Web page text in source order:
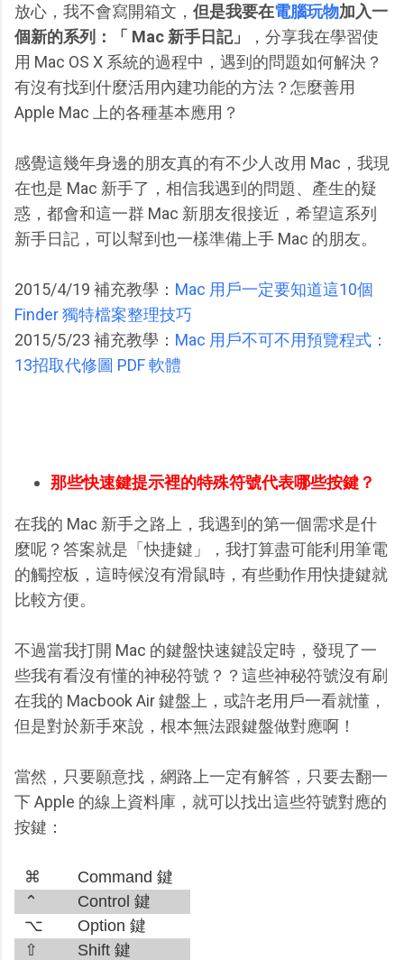
放心，我不會寫開箱文， 但是我要在電腦玩物加入一
個新的系列：「 Mac 新手日記」
，分享我在學習使
用 Mac OS X 系統的過程中，遇到的問題如何解決？
有沒有找到什麼活用內建功能的方法？怎麼善用
Apple Mac 上的各種基本應用？
感覺這幾年身邊的朋友真的有不少人改用 Mac，我現
在也是 Mac 新手了，相信我遇到的問題、產生的疑
惑，都會和這一群 Mac 新朋友很接近，希望這系列
新手日記，可以幫到也一樣準備上手 Mac 的朋友。
2015/4/19 補充教學： Mac 用戶一定要知道這10個
Finder 獨特檔案整理技巧
2015/5/23 補充教學： Mac 用戶不可不用預覽程式：
13招取代修圖 PDF 軟體
那些快速鍵提示裡的特殊符號代表哪些按鍵？
在我的 Mac 新手之路上，我遇到的第一個需求是什
麼呢？答案就是「快捷鍵」，我打算盡可能利用筆電
的觸控板，這時候沒有滑鼠時，有些動作用快捷鍵就
比較方便。
不過當我打開 Mac 的鍵盤快速鍵設定時，發現了一
些我有看沒有懂的神秘符號？？這些神秘符號沒有刷
在我的 Macbook Air 鍵盤上，或許老用戶一看就懂，
但是對於新手來說，根本無法跟鍵盤做對應啊！
當然，只要願意找，網路上一定有解答，只要去翻一
下 Apple 的線上資料庫，就可以找出這些符號對應的
按鍵：
⌘
Command 鍵
⌃
Control 鍵
⌥
Option 鍵
⇧
Shift 鍵